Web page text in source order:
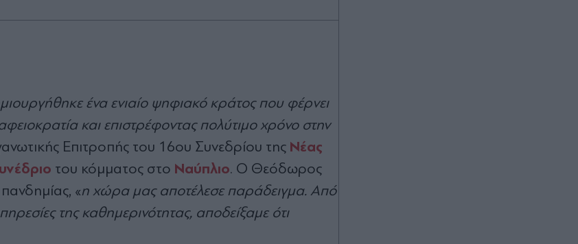
ένα ενιαίο ψηφιακό κράτος που φέρνει
και επιστρέφοντας πολύτιμο χρόνο στην
Επιτροπής του 16ου Συνεδρίου της Νέας
του κόμματος στο Ναύπλιο. Ο Θεόδωρος
«η χώρα μας αποτέλεσε παράδειγμα. Από
της καθημερινότητας, αποδείξαμε ότι